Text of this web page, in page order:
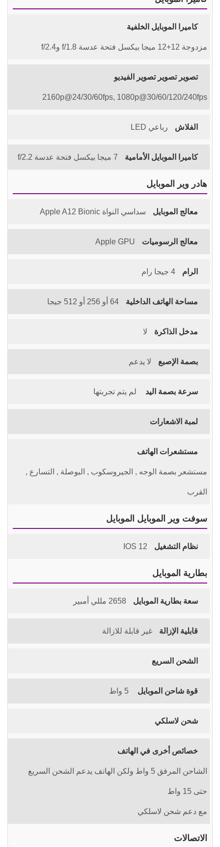
كاميرا الموبايل الخلفية
مزدوجة 12+12 ميجا بيكسل فتحة عدسة f/1.8 وf/2.4
تصوير تصوير تصوير الفيديو
2160p@24/30/60fps, 1080p@30/60/120/240fps
الفلاش رباعي LED
كاميرا الموبايل الأمامية 7 ميجا بيكسل فتحة عدسة f/2.2
هادر وير الموبايل
معالج الموبايل سداسي النواة Apple A12 Bionic
معالج الرسوميات Apple GPU
الرام 4 جيجا رام
مساحة الهاتف الداخلية 64 أو 256 أو 512 جيجا
مدخل الذاكرة لا
بصمة الإصبع لا يدعم
سرعة بصمة اليد لم يتم تجربتها
لمبة الاشعارات
مستشعرات الهاتف
مستشعر بصمة الوجه , الجيروسكوب , البوصلة , التسارع ,
القرب
سوفت وير الموبايل الموبايل
نظام التشغيل IOS 12
بطارية الموبايل
سعة بطارية الموبايل 2658 مللي أمبير
قابلية الإزالة غير قابلة للازالة
الشحن السريع
قوة شاحن الموبايل 5 واط
شحن لاسلكي
خصائص أخرى في الهاتف
الشاحن المرفق 5 واط ولكن الهاتف يدعم الشحن السريع
حتى 15 واط
مع دعم شحن لاسلكي
الاتصالات